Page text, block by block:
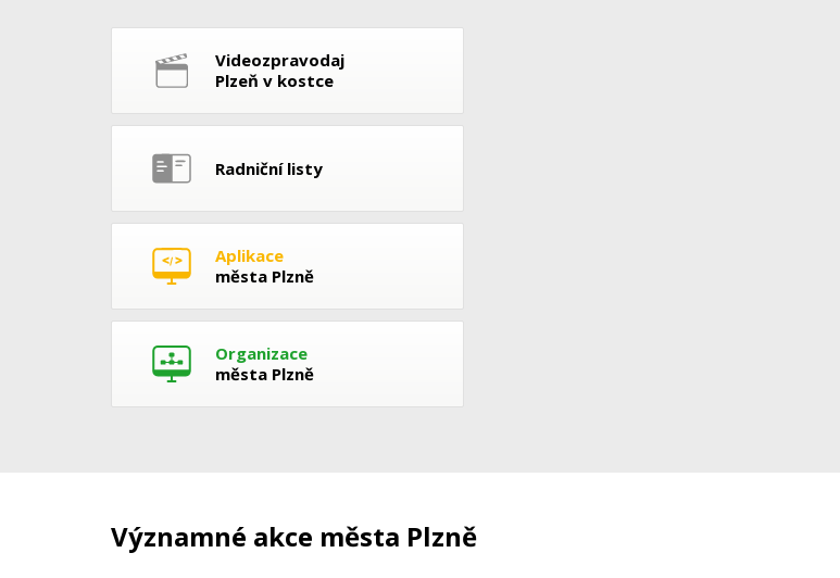
Videozpravodaj
Plzeň v kostce
Radniční listy
Aplikace
města Plzně
Organizace
města Plzně
Významné akce města Plzně